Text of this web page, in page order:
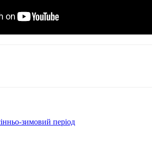
зимовий період